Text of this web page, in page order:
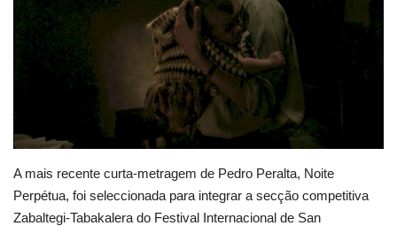
Saúde
Ficha técnica
Lazer
Ambiente
A mais recente curta-metragem de Pedro Peralta, Noite
Perpétua, foi seleccionada para integrar a secção competitiva
Zabaltegi-Tabakalera do Festival Internacional de San